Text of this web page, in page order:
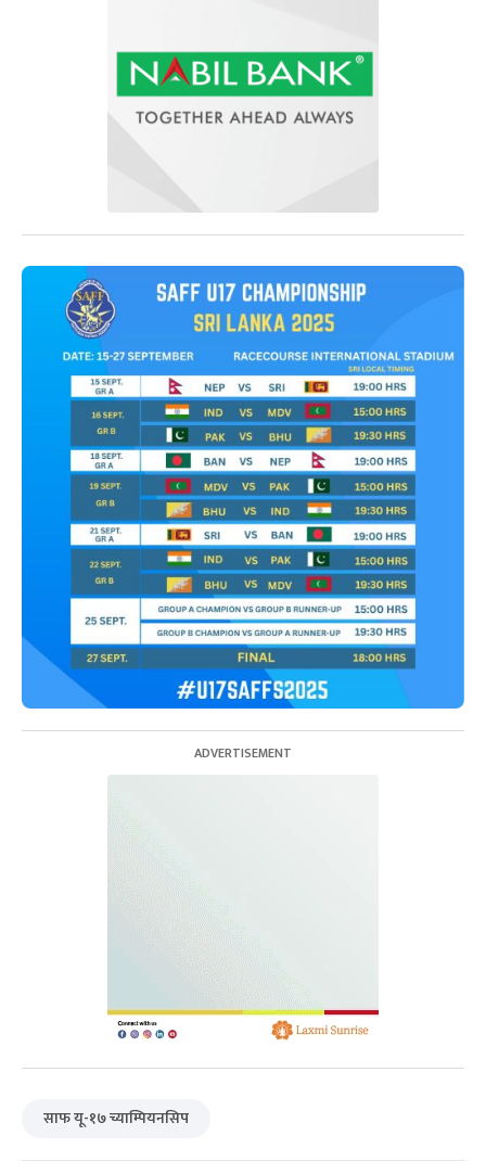
साफ यू-१७ च्याम्पियनसिप